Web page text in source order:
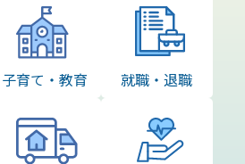
子育て・教育 就職・退職